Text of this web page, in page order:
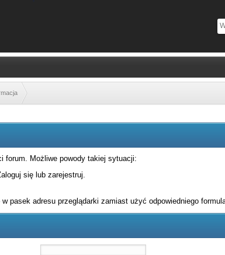
forum. Możliwe powody takiej sytuacji:
się lub zarejestruj.
pasek adresu przeglądarki zamiast użyć odpowiedniego